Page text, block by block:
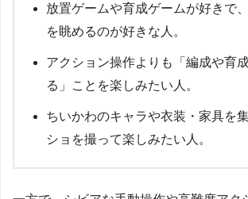
放置ゲームや育成ゲームが好きで
を眺めるのが好きな人。
アクション操作よりも「編成や育
る」ことを楽しみたい人。
ちいかわのキャラや衣装・家具を
ショを撮って楽しみたい人。